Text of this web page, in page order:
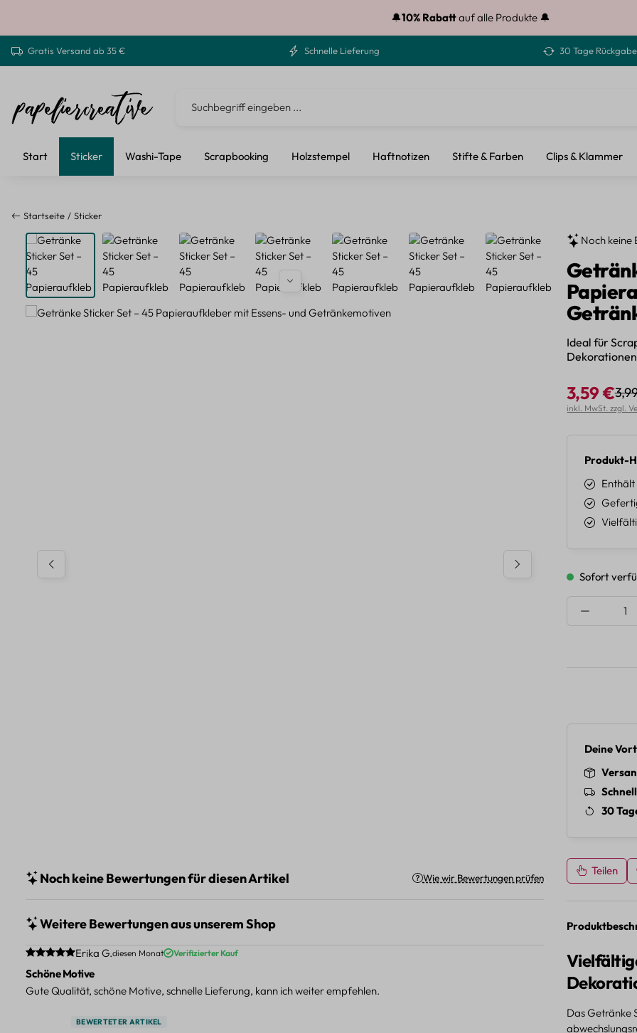
🔔10% Rabattauf alle Produkte 🔔
Gratis Versand ab 35 € Schnelle Lieferung 30 Tage
Start Sticker Washi-Tape Scrapbooking Holzstempel Haftnotizen Stifte & Farben Clips & Klammer
Startseite Sticker
Bildergalerie überspringen Noch keine
Ideal für
Verkaufspreis:
3,59 €
inkl. MwSt. zzgl.
Produkt-
Enthält
Sofort
Deine
30
Teilen
Das Getränke
Noch keine Bewertungen für diesen Artikel Wie wir Bewertungen prüfen
Weitere Bewertungen aus unserem Shop
Durchschnittliche Bewertung von 5 von 5 Sternen
Erika G.diesen Monat Verifizierter Kauf
Schöne Motive
Gute Qualität, schöne Motive, schnelle Lieferung, kann ich weiter empfehlen.
BEWERTETER ARTIKEL